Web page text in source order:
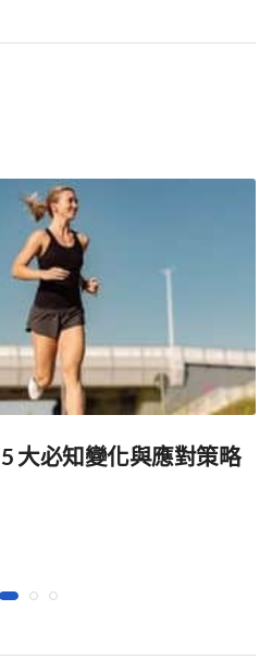
大必知變化與應對策略